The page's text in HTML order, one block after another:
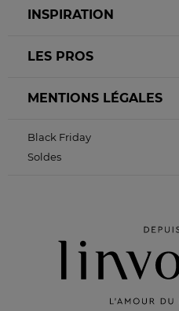
INSPIRATION
LES PROS
MENTIONS LÉGALES
Black Friday
Soldes